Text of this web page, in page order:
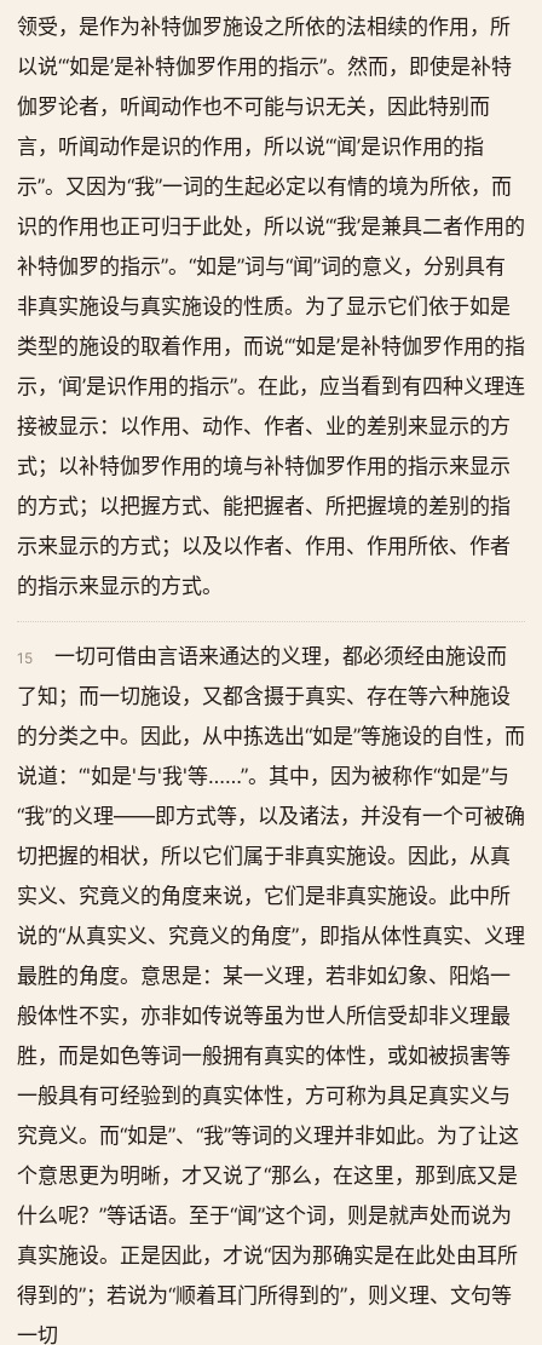
领受，是作为补特伽罗施设之所依的法相续的作用，所
以说“‘如是’是补特伽罗作用的指示”。然而，即使是补特
伽罗论者，听闻动作也不可能与识无关，因此特别而
言，听闻动作是识的作用，所以说“‘闻’是识作用的指
示”。又因为“我”一词的生起必定以有情的境为所依，而
识的作用也正可归于此处，所以说“‘我’是兼具二者作用的
补特伽罗的指示”。“如是”词与“闻”词的意义，分别具有
非真实施设与真实施设的性质。为了显示它们依于如是
类型的施设的取着作用，而说“‘如是’是补特伽罗作用的指
示，‘闻’是识作用的指示”。在此，应当看到有四种义理连
接被显示：以作用、动作、作者、业的差别来显示的方
式；以补特伽罗作用的境与补特伽罗作用的指示来显示
的方式；以把握方式、能把握者、所把握境的差别的指
示来显示的方式；以及以作者、作用、作用所依、作者
的指示来显示的方式。
15
一切可借由言语来通达的义理，都必须经由施设而
了知；而一切施设，又都含摄于真实、存在等六种施设
的分类之中。因此，从中拣选出“如是”等施设的自性，而
说道：“'如是'与'我'等……”。其中，因为被称作“如是”与
“我”的义理——即方式等，以及诸法，并没有一个可被确
切把握的相状，所以它们属于非真实施设。因此，从真
实义、究竟义的角度来说，它们是非真实施设。此中所
说的“从真实义、究竟义的角度”，即指从体性真实、义理
最胜的角度。意思是：某一义理，若非如幻象、阳焰一
般体性不实，亦非如传说等虽为世人所信受却非义理最
胜，而是如色等词一般拥有真实的体性，或如被损害等
一般具有可经验到的真实体性，方可称为具足真实义与
究竟义。而“如是”、“我”等词的义理并非如此。为了让这
个意思更为明晰，才又说了“那么，在这里，那到底又是
什么呢？”等话语。至于“闻”这个词，则是就声处而说为
真实施设。正是因此，才说“因为那确实是在此处由耳所
得到的”；若说为“顺着耳门所得到的”，则义理、文句等
一切